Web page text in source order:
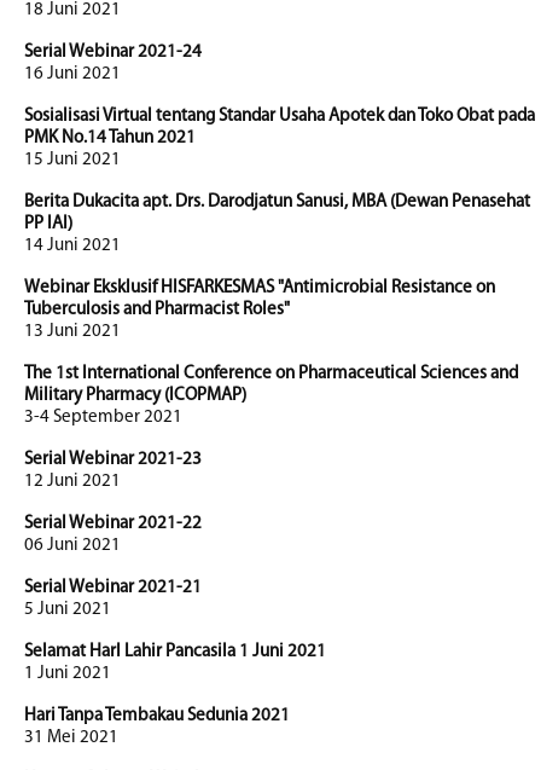
18 Juni 2021
Serial Webinar 2021-24
16 Juni 2021
Sosialisasi Virtual tentang Standar Usaha Apotek dan Toko Obat pada
PMK No.14 Tahun 2021
15 Juni 2021
Berita Dukacita apt. Drs. Darodjatun Sanusi, MBA (Dewan Penasehat
PP IAI)
14 Juni 2021
Webinar Eksklusif HISFARKESMAS "Antimicrobial Resistance on
Tuberculosis and Pharmacist Roles"
13 Juni 2021
The 1st International Conference on Pharmaceutical Sciences and
Military Pharmacy (ICOPMAP)
3-4 September 2021
Serial Webinar 2021-23
12 Juni 2021
Serial Webinar 2021-22
06 Juni 2021
Serial Webinar 2021-21
5 Juni 2021
Selamat HarI Lahir Pancasila 1 Juni 2021
1 Juni 2021
Hari Tanpa Tembakau Sedunia 2021
31 Mei 2021